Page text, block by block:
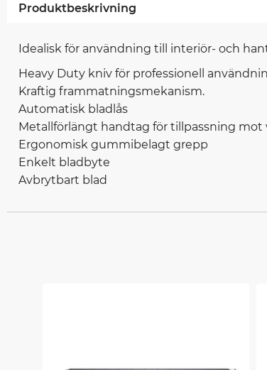
Produktbeskrivning
Idealisk för användning till interiör- och
Heavy Duty kniv för professionell
Kraftig frammatningsmekanism.
Automatisk bladlås
Metallförlängt handtag för tillpassning
Ergonomisk gummibelagt grepp
Enkelt bladbyte
Avbrytbart blad